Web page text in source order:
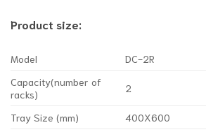
Product size:
Model DC-2R
Capacity(number of
racks)
2
Tray Size (mm) 400X600